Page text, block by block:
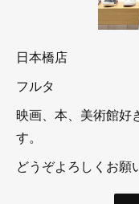
日本橋店
フルタ
映画、本、美術館好
す。
どうぞよろしくお願